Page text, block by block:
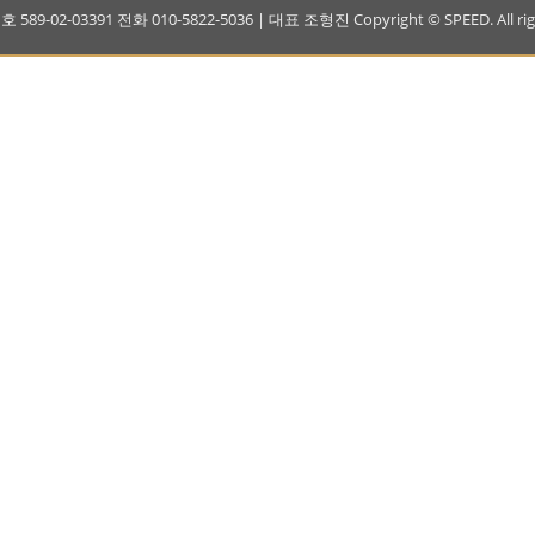
589-02-03391 전화 010-5822-5036 | 대표 조형진 Copyright © SPEED. All